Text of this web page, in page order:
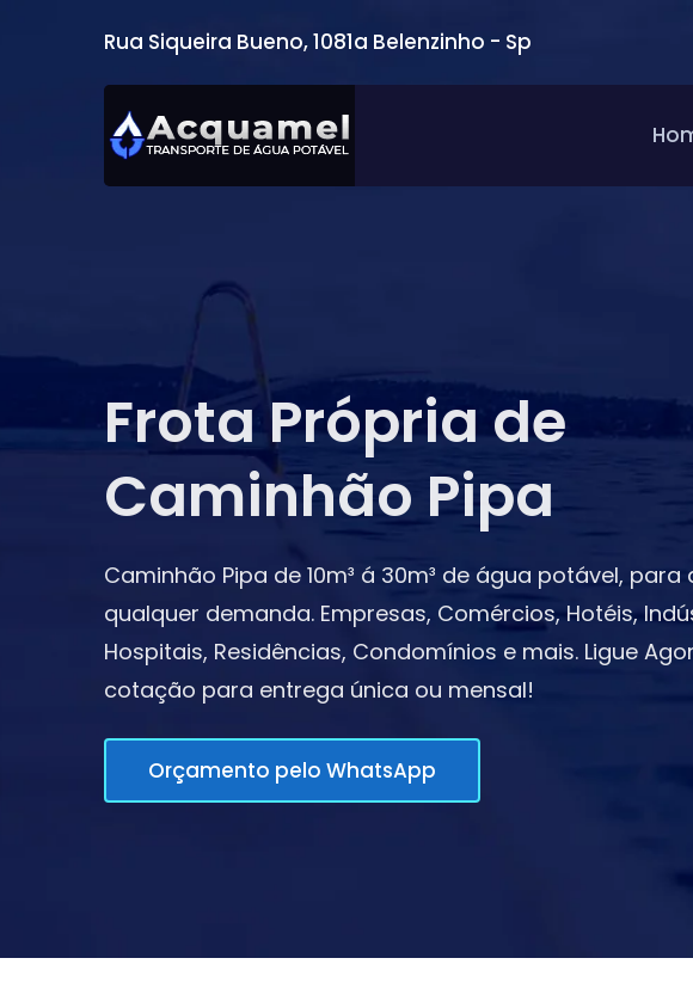
Rua Siqueira Bueno, 1081a Belenzinho - Sp
Frota Própria de
Caminhão Pipa
Caminhão Pipa de 10m³ á 30m³ de água potável, para
qualquer demanda. Empresas, Comércios, Hotéis,
Hospitais, Residências, Condomínios e mais. Ligue
cotação para entrega única ou mensal!
Orçamento pelo WhatsApp